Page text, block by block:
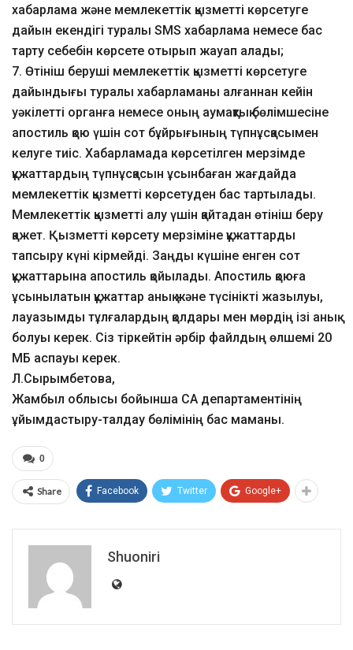
хабарлама және мемлекеттік қызметті көрсетуге
дайын екендігі туралы SMS хабарлама немесе бас
тарту себебін көрсете отырып жауап алады;
7. Өтініш беруші мемлекеттік қызметті көрсетуге
дайындығы туралы хабарламаны алғаннан кейін
уәкілетті органға немесе оның аумақтық бөлімшесіне
апостиль қою үшін сот бұйрығының түпнұсқасымен
келуге тиіс. Хабарламада көрсетілген мерзімде
құжаттардың түпнұсқасын ұсынбаған жағдайда
мемлекеттік қызметті көрсетуден бас тартылады.
Мемлекеттік қызметті алу үшін қайтадан өтініш беру
қажет. Қызметті көрсету мерзіміне құжаттарды
тапсыру күні кірмейді. Заңды күшіне енген сот
құжаттарына апостиль қойылады. Апостиль қоюға
ұсынылатын құжаттар анық және түсінікті жазылуы,
лауазымды тұлғалардың қолдары мен мөрдің ізі анық
болуы керек. Сіз тіркейтін әрбір файлдың өлшемі 20
МБ аспауы керек.
Л.Сырымбетова,
Жамбыл облысы бойынша СА департаментінің
ұйымдастыру-талдау бөлімінің бас маманы.
0
Share Facebook Twitter Google+
Shuoniri